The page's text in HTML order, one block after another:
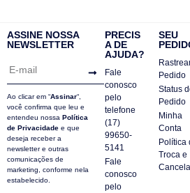
ASSINE NOSSA
NEWSLETTER
Ao clicar em “Assinar“,
você confirma que leu e
entendeu nossa Política
de Privacidade e que
deseja receber a
newsletter e outras
comunicações de
marketing, conforme nela
estabelecido.
PRECIS
A DE
AJUDA?
Fale
conosco
pelo
telefone
(17)
99650-
5141
Fale
conosco
pelo
SEU
Pedido
Status
Pedido
Minha
Conta
Política
Troca e